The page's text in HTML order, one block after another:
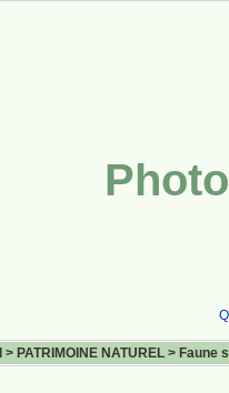
> PATRIMOINE NATUREL > Faune